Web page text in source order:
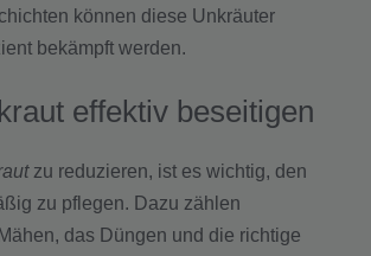
können diese Unkräuter
bekämpft werden.
effektiv beseitigen
zu reduzieren, ist es wichtig, den
zu pflegen. Dazu zählen
das Düngen und die richtige